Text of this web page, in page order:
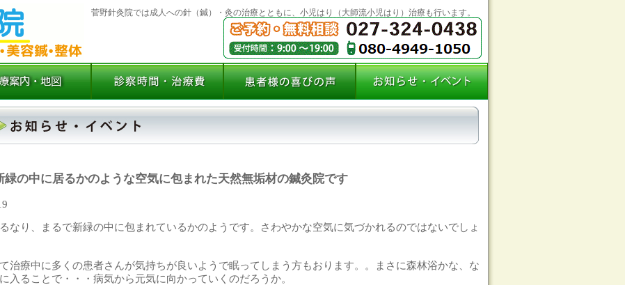
菅野針灸院では成人への針（鍼）・灸の治療とともに、小児はり（大師流小児はり）治療も行います。
緑の中に居るかのような空気に包まれた天然無垢材の鍼灸院です
なり、まるで新緑の中に包まれているかのようです。さわやかな空気に気づかれるのではないでしょ
治療中に多くの患者さんが気持ちが良いようで眠ってしまう方もおります。。まさに森林浴かな、な
入ることで・・・病気から元気に向かっていくのだろうか。